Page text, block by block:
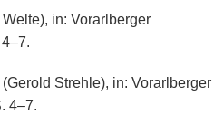
in: Vorarlberger
Strehle), in: Vorarlberger
4–7.